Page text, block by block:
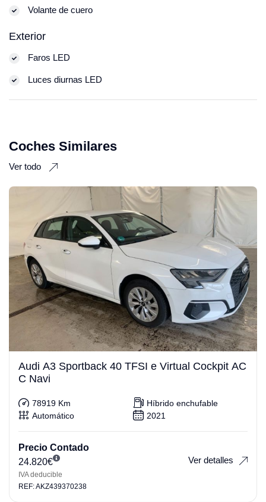
Volante de cuero
Exterior
Faros LED
Luces diurnas LED
Coches Similares
Ver todo
Audi A3 Sportback 40 TFSI e Virtual Cockpit AC
C Navi
78919 Km
Híbrido enchufable
Automático
2021
Precio Contado
24.820€
IVA deducible
Ver detalles
REF: AKZ439370238